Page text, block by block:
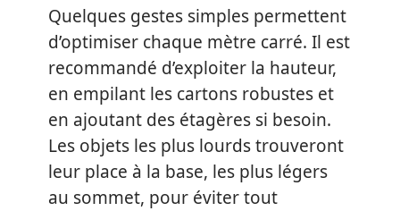
Quelques gestes simples permettent
d’optimiser chaque mètre carré. Il est
recommandé d’exploiter la hauteur,
en empilant les cartons robustes et
en ajoutant des étagères si besoin.
Les objets les plus lourds trouveront
leur place à la base, les plus légers
au sommet, pour éviter tout